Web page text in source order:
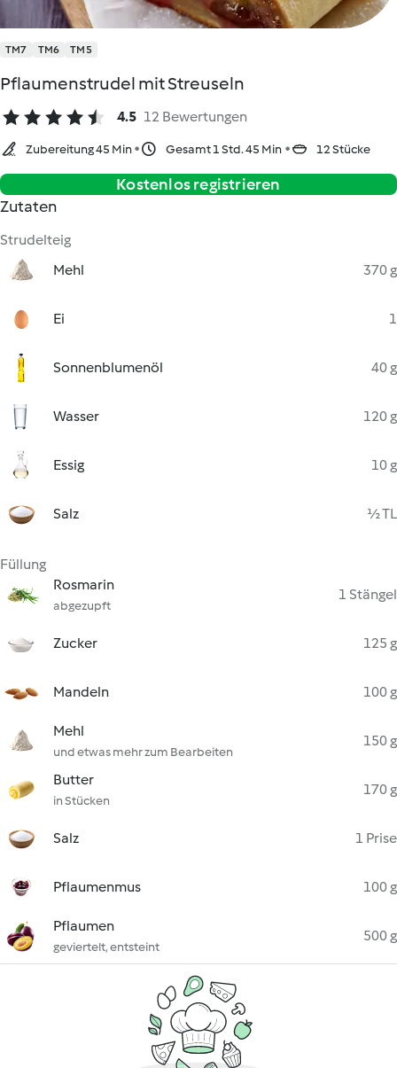
TM7 TM6 TM5
Pflaumenstrudel mit Streuseln
4.5 12 Bewertungen
Zubereitung 45 Min Gesamt 1 Std. 45 Min 12 Stücke
Kostenlos registrieren
Zutaten
Strudelteig
Mehl
370 g
Ei 1
Sonnenblumenöl 40 g
Wasser 120 g
Essig 10 g
Salz ½ TL
Füllung
Rosmarin
abgezupft
1 Stängel
Zucker 125 g
Mandeln 100 g
Mehl
und etwas mehr zum Bearbeiten
150 g
Butter
in Stücken
170 g
Salz 1 Prise
Pflaumenmus 100 g
Pflaumen
geviertelt, entsteint
500 g